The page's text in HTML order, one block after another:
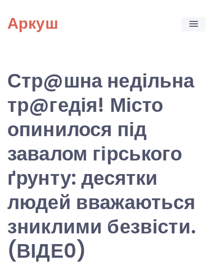
content
Аркуш
Стр@шна недільна
тр@гедія! Місто
опинилося під
завалом гірського
ґрунту: десятки
людей вважаються
зниклими безвісти.
(ВІДЕ0)